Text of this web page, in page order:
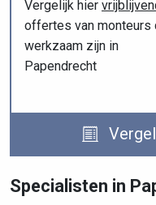
Vergelijk hier
offertes van monteurs
werkzaam zijn in
Papendrecht
Specialisten in